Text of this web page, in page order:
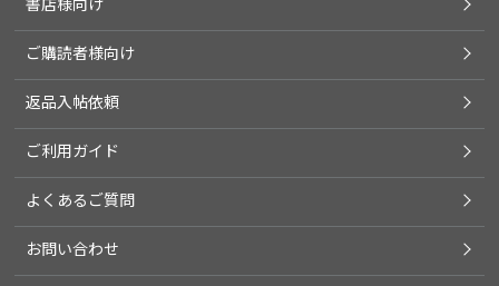
ご購読者様向け
返品入帖依頼
ご利用ガイド
よくあるご質問
お問い合わせ